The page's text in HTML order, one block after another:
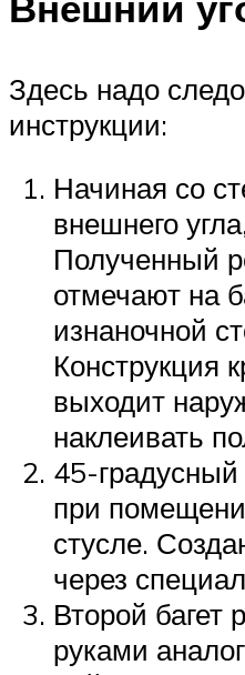
Здесь надо
инструкции:
Начиная со
внешнего
Полученный
отмечают на
изнаночной
Конструкция
выходит
наклеивать
45-градусный
при
стусле.
через
Второй багет
руками